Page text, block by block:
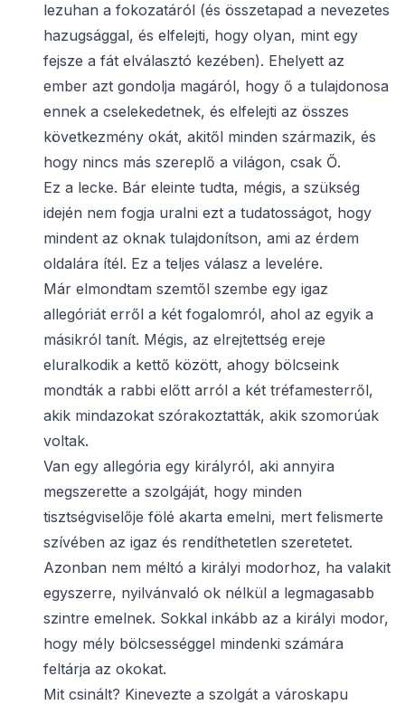
lezuhan a fokozatáról (és összetapad a nevezetes
hazugsággal, és elfelejti, hogy olyan, mint egy
fejsze a fát elválasztó kezében). Ehelyett az
ember azt gondolja magáról, hogy ő a tulajdonosa
ennek a cselekedetnek, és elfelejti az összes
következmény okát, akitől minden származik, és
hogy nincs más szereplő a világon, csak Ő.
Ez a lecke. Bár eleinte tudta, mégis, a szükség
idején nem fogja uralni ezt a tudatosságot, hogy
mindent az oknak tulajdonítson, ami az érdem
oldalára ítél. Ez a teljes válasz a levelére.
Már elmondtam szemtől szembe egy igaz
allegóriát erről a két fogalomról, ahol az egyik a
másikról tanít. Mégis, az elrejtettség ereje
eluralkodik a kettő között, ahogy bölcseink
mondták a rabbi előtt arról a két tréfamesterről,
akik mindazokat szórakoztatták, akik szomorúak
voltak.
Van egy allegória egy királyról, aki annyira
megszerette a szolgáját, hogy minden
tisztségviselője fölé akarta emelni, mert felismerte
szívében az igaz és rendíthetetlen szeretetet.
Azonban nem méltó a királyi modorhoz, ha valakit
egyszerre, nyilvánvaló ok nélkül a legmagasabb
szintre emelnek. Sokkal inkább az a királyi modor,
hogy mély bölcsességgel mindenki számára
feltárja az okokat.
Mit csinált? Kinevezte a szolgát a városkapu